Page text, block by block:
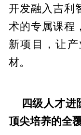
开发融入吉利
术的专属课程
新项目，让
材。
四级人才进
顶尖培养的全